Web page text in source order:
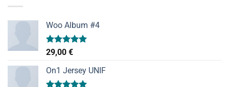
Woo Album #4
Valorado
con
de 5
29,00 €
On1 Jersey UNIF